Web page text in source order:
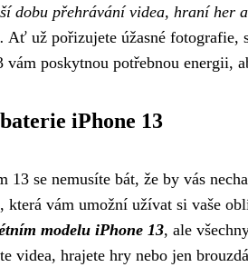
dobu přehrávání videa, hraní her
Ať už pořizujete úžasné fotografie,
vám poskytnou potřebnou energii,
iPhone 13
13 se nemusíte bát, že by vás
která vám umožní užívat si vaše
modelu iPhone 13, ale
videa, hrajete hry nebo jen